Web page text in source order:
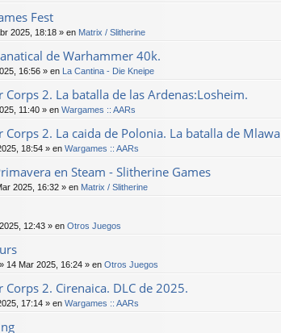
Fest
2025, 18:18 » en Matrix / Slitherine
de Warhammer 40k.
16:56 » en La Cantina - Die Kneipe
Corps 2. La batalla de las Ardenas:Losheim.
11:40 » en Wargames :: AARs
Corps 2. La caida de Polonia. La batalla de Mlawa
18:54 » en Wargames :: AARs
en Steam - Slitherine Games
2025, 16:32 » en Matrix / Slitherine
12:43 » en Otros Juegos
» 14 Mar 2025, 16:24 » en Otros Juegos
Corps 2. Cirenaica. DLC de 2025.
17:14 » en Wargames :: AARs